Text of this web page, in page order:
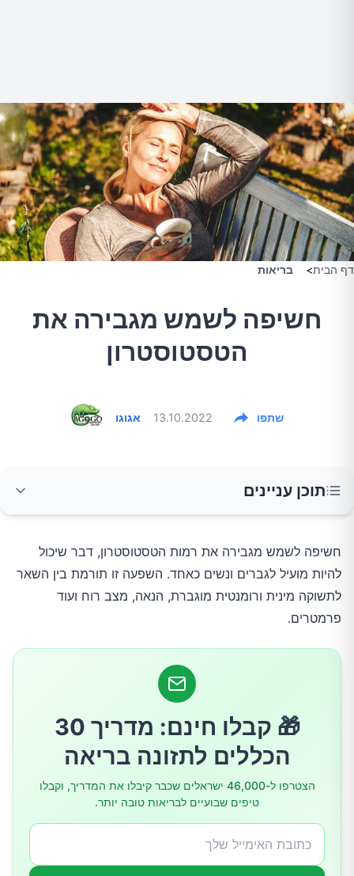
דף הבית> בריאות
חשיפה לשמש מגבירה את
הטסטוסטרון
אגוגו 13.10.2022 שתפו
תוכן עניינים
לסיכום
חשיפה לשמש מגבירה את רמות הטסטוסטרון, דבר שיכול
להיות מועיל לגברים ונשים כאחד. השפעה זו תורמת בין השאר
לתשוקה מינית ורומנטית מוגברת, הנאה, מצב רוח ועוד
פרמטרים.
🎁 קבלו חינם: מדריך 30
הכללים לתזונה בריאה
הצטרפו ל-46,000 ישראלים שכבר קיבלו את המדריך, וקבלו
טיפים שבועיים לבריאות טובה יותר.